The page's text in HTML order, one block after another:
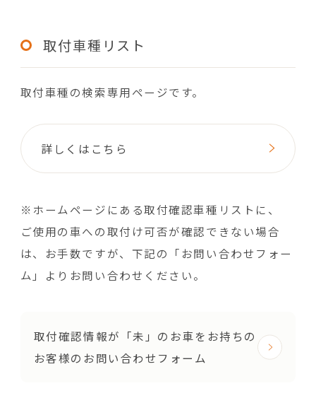
取付車種リスト
取付車種の検索専用ページです。
詳しくはこちら
※ホームページにある取付確認車種リストに、
ご使用の車への取付け可否が確認できない場合
は、お手数ですが、下記の「お問い合わせフォー
ム」よりお問い合わせください。
取付確認情報が「未」のお車をお持ちの
お客様のお問い合わせフォーム